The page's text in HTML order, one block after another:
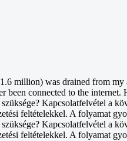
million) was drained from
been connected to the
Kapcsolatfelvétel a
feltételekkel. A folyamat
Kapcsolatfelvétel a
feltételekkel. A folyamat